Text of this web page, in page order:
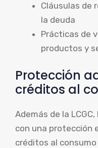
Cláusulas de
la deuda
Prácticas de
productos y
Protección
créditos al
Además de la
con una protección
créditos al consumo